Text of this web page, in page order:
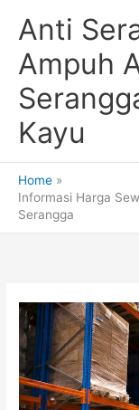
Anti
Ampuh
Kayu
Home
Informasi Harga
Serangga